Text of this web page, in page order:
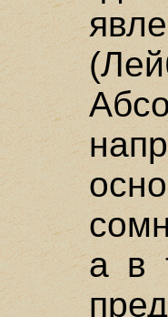
а в